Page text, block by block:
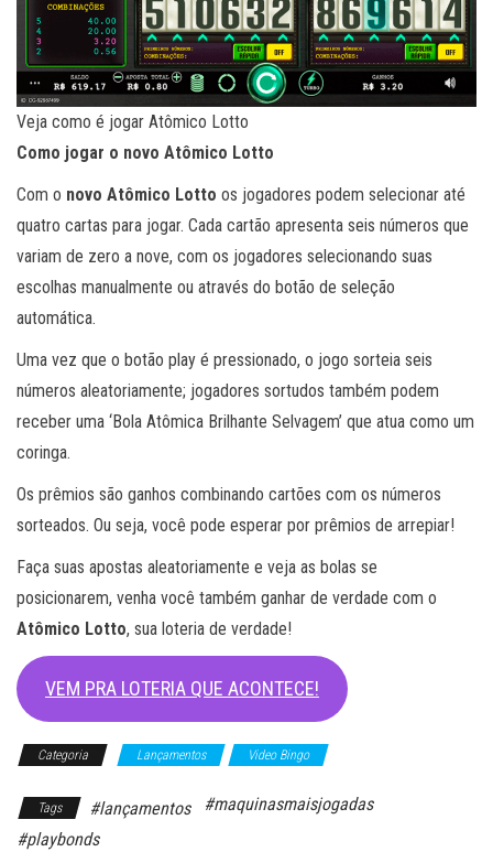
Veja como é jogar Atômico Lotto
Como jogar o novo Atômico Lotto
Com o novo Atômico Lotto os jogadores podem selecionar até
quatro cartas para jogar. Cada cartão apresenta seis números que
variam de zero a nove, com os jogadores selecionando suas
escolhas manualmente ou através do botão de seleção
automática.
Uma vez que o botão play é pressionado, o jogo sorteia seis
números aleatoriamente; jogadores sortudos também podem
receber uma ‘Bola Atômica Brilhante Selvagem’ que atua como um
coringa.
Os prêmios são ganhos combinando cartões com os números
sorteados. Ou seja, você pode esperar por prêmios de arrepiar!
Faça suas apostas aleatoriamente e veja as bolas se
posicionarem, venha você também ganhar de verdade com o
Atômico Lotto, sua loteria de verdade!
VEM PRA LOTERIA QUE ACONTECE!
Categoria Lançamentos Video Bingo
Tags #lançamentos
#maquinasmaisjogadas
#playbonds